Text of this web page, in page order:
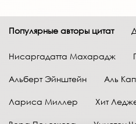
Популярные авторы цитат
Нисаргадатта Махарадж
Альберт Эйнштейн Аль
Лариса Миллер Хит